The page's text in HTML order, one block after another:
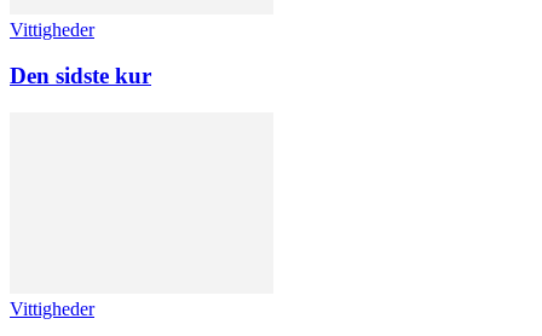
Vittigheder
Den sidste kur
Vittigheder